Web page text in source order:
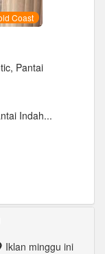
Coast
Pantai
Indah...
Iklan minggu ini